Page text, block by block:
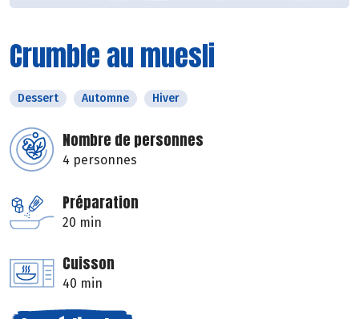
Crumble au muesli
Dessert Automne Hiver
Nombre de personnes
4 personnes
Préparation
20 min
Cuisson
40 min